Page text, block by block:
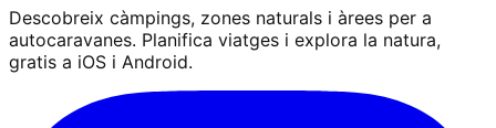
Descobreix càmpings, zones naturals i àrees per a
autocaravanes. Planifica viatges i explora la natura,
gratis a iOS i Android.